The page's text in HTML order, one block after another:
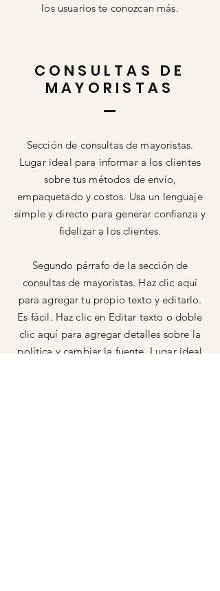
los usuarios te conozcan más.
CONSULTAS DE
MAYORISTAS
Sección de consultas de mayoristas.
Lugar ideal para informar a los clientes
sobre tus métodos de envío,
empaquetado y costos. Usa un lenguaje
simple y directo para generar confianza y
fidelizar a los clientes.
Segundo párrafo de la sección de
consultas de mayoristas. Haz clic aquí
para agregar tu propio texto y editarlo.
Es fácil. Haz clic en Editar texto o doble
clic aquí para agregar detalles sobre la
política y cambiar la fuente. Lugar ideal